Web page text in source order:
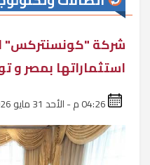
شركة "كونسنتركس"
استثماراتها بمصر و توفير 11 ألف